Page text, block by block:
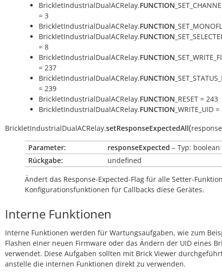
BrickletIndustrialDualACRelay.FUNCTION
= 3
BrickletIndustrialDualACRelay.FUNCTION
BrickletIndustrialDualACRelay.FUNCTION
= 8
BrickletIndustrialDualACRelay.FUNCTION
= 237
BrickletIndustrialDualACRelay.FUNCTION
= 239
BrickletIndustrialDualACRelay.FUNCTION _RESET = 243
BrickletIndustrialDualACRelay.FUNCTION _WRITE_UID
BrickletIndustrialDualACRelay.setResponseExpectedAll(
Parameter: responseExpected – Typ: boolean
Rückgabe:
undefined
Ändert das Response-Expected-Flag für alle Setter-
Konfigurationsfunktionen für Callbacks diese Gerätes.
Interne Funktionen
Interne Funktionen werden für Wartungsaufgaben, wie zum
Flashen einer neuen Firmware oder das Ändern der UID eines
verwendet. Diese Aufgaben sollten mit Brick Viewer
anstelle die internen Funktionen direkt zu verwenden.